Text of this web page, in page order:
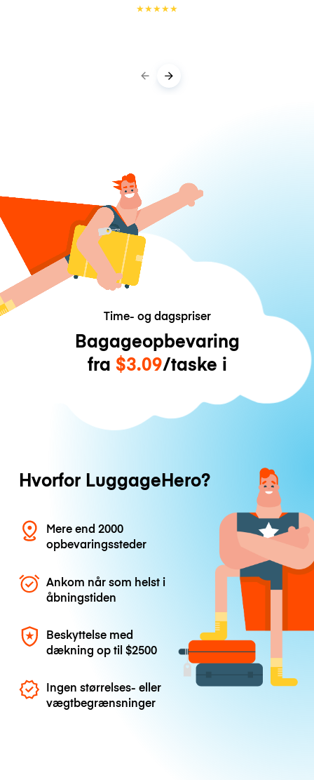
★★★★★
Time- og dagspriser
Bagageopbevaring
fra $3.09/taske i
Hvorfor LuggageHero?
Mere end 2000
opbevaringssteder
Ankom når som helst i
åbningstiden
Beskyttelse med
dækning op til$2500
Ingen størrelses- eller
vægtbegrænsninger